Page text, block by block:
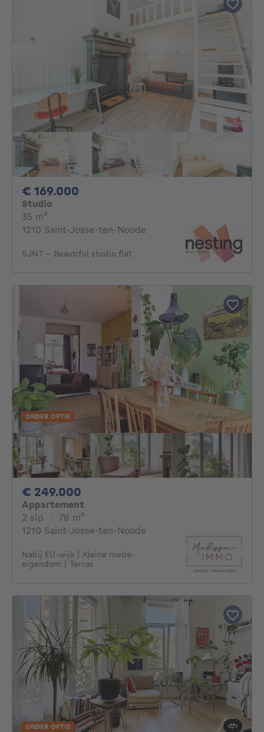
€ 169.000
Studio
35 m²
1210 Saint-Josse-ten-Noode
SJNT - Beautiful studio flat
ONDER OPTIE
€ 249.000
Appartement
2 slp. 2 slaapkamers
· 78 m²
1210 Saint-Josse-ten-Noode
Nabij EU-wijk | Kleine mede-
eigendom | Terras
ONDER OPTIE